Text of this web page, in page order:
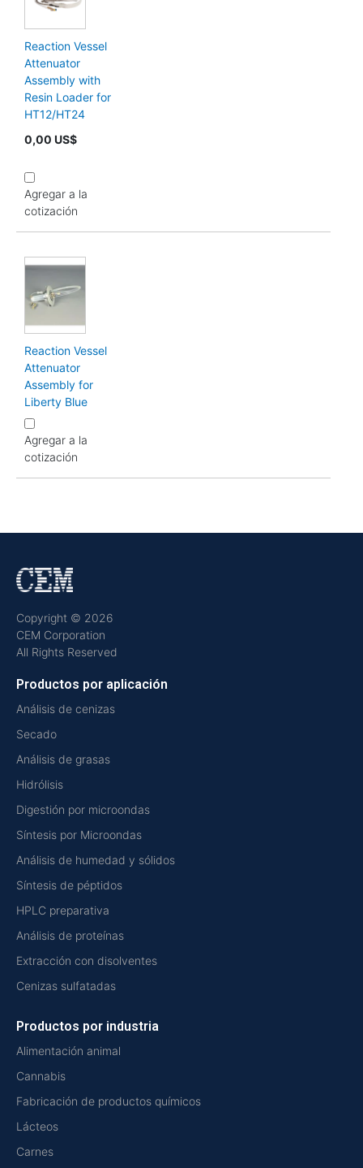
Reaction Vessel
Attenuator
Assembly with
Resin Loader for
HT12/HT24
0,00 US$
Agregar a la
cotización
Reaction Vessel
Attenuator
Assembly for
Liberty Blue
Agregar a la
cotización
Copyright © 2026
CEM Corporation
All Rights Reserved
Productos por aplicación
Análisis de cenizas
Secado
Análisis de grasas
Hidrólisis
Digestión por microondas
Síntesis por Microondas
Análisis de humedad y sólidos
Síntesis de péptidos
HPLC preparativa
Análisis de proteínas
Extracción con disolventes
Cenizas sulfatadas
Productos por industria
Alimentación animal
Cannabis
Fabricación de productos químicos
Lácteos
Carnes